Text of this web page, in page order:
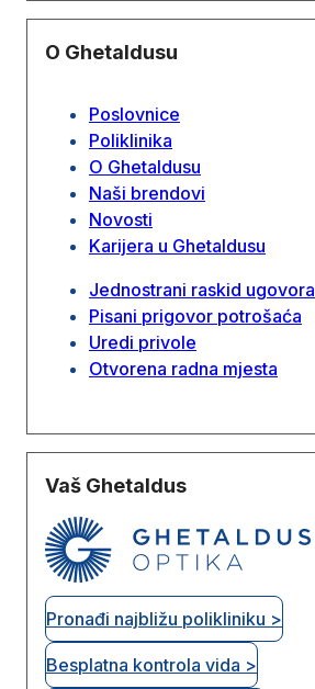
O Ghetaldusu
Poslovnice
Poliklinika
O Ghetaldusu
Naši brendovi
Novosti
Karijera u Ghetaldusu
Jednostrani raskid ugovora
Pisani prigovor potrošaća
Uredi privole
Otvorena radna mjesta
Vaš Ghetaldus
Pronađi najbližu polikliniku >
Besplatna kontrola vida >